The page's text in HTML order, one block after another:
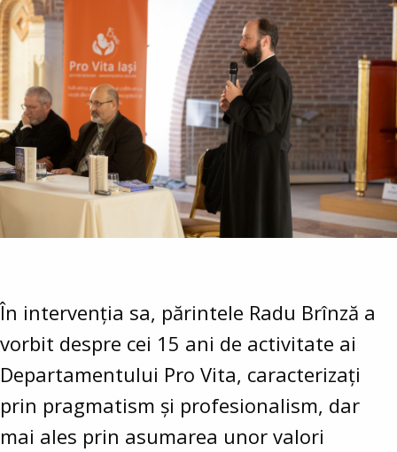
În intervenția sa, părintele Radu Brînză a
vorbit despre cei 15 ani de activitate ai
Departamentului Pro Vita, caracterizați
prin pragmatism și profesionalism, dar
mai ales prin asumarea unor valori